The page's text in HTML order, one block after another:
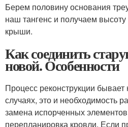
Берем половину основания
наш тангенс и получаем
крыши.
Как соединить
новой. Особенности
Процесс реконструкции
случаях, это и необходимость
замена испорченных
перепланировка кровли. Если